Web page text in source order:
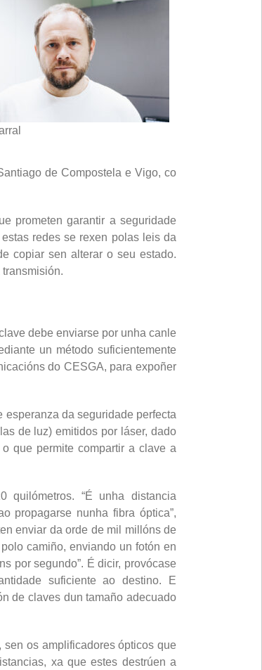
de Compostela e Vigo, co
prometen garantir a seguridade
redes se rexen polas leis da
copiar sen alterar o seu estado.
debe enviarse por unha canle
un método suficientemente
do CESGA, para expoñer
da seguridade perfecta
de luz) emitidos por láser, dado
que permite compartir a clave a
quilómetros. “É unha distancia
propagarse nunha fibra óptica”,
enviar da orde de mil millóns de
camiño, enviando un fotón en
por segundo”. É dicir, provócase
suficiente ao destino. E
de claves dun tamaño adecuado
os amplificadores ópticos que
xa que estes destrúen a